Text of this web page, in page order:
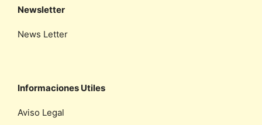
Newsletter
News Letter
Informaciones Utiles
Aviso Legal